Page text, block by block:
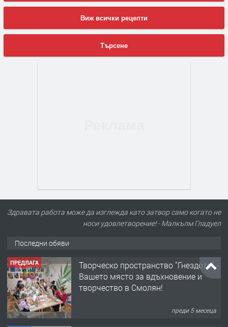
Виж всички рецепти
Търсене
Здравата работа може да изглежда като затвор само когато не
носи удовлетворение! - Малкълм Гладуел
Последни обяви
ПРЕДЛАГА
Творческо пространство "Гнездото" -
Вашето място за вдъхновение и
творчество в Смолян!
преди 5 месеца